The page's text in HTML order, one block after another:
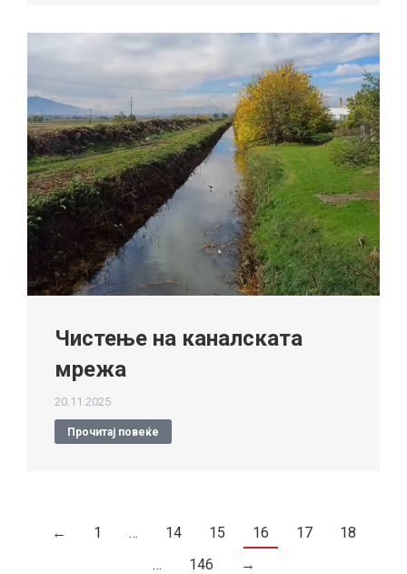
Чистење на каналската
мрежа
20.11.2025
Прочитај повеќе
← 1 … 14 15 16 17
18
…
146 →